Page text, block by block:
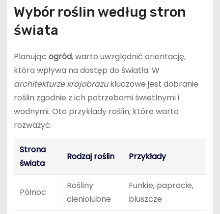
Wybór roślin według stron
świata
Planując ogród, warto uwzględnić orientację,
która wpływa na dostęp do światła. W
architekturze krajobrazukluczowe jest dobranie
roślin zgodnie z ich potrzebami świetlnymi i
wodnymi. Oto przykłady roślin, które warto
rozważyć:
Strona
świata
Rodzaj roślin Przykłady
Północ
Rośliny
cieniolubne
Funkie, paprocie,
bluszcze